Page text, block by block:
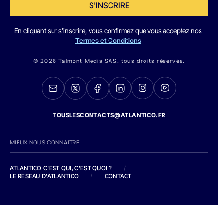
S'INSCRIRE
En cliquant sur s'inscrire, vous confirmez que vous acceptez nos
Termes et Conditions
© 2026 Talmont Media SAS. tous droits réservés.
TOUSLESCONTACTS@ATLANTICO.FR
MIEUX NOUS CONNAITRE
ATLANTICO C'EST QUI, C'EST QUOI ?
/
LE RESEAU D'ATLANTICO
/ CONTACT